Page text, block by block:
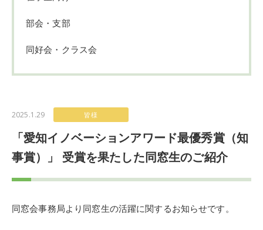
部会・支部
同好会・クラス会
2025.1.29 皆様
「愛知イノベーションアワード最優秀賞（知
事賞）」 受賞を果たした同窓生のご紹介
同窓会事務局より同窓生の活躍に関するお知らせです。